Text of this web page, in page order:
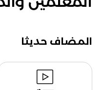
المضاف حديثا